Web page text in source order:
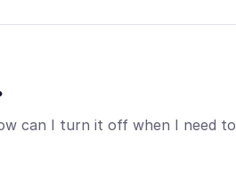
can I turn it off when I need to